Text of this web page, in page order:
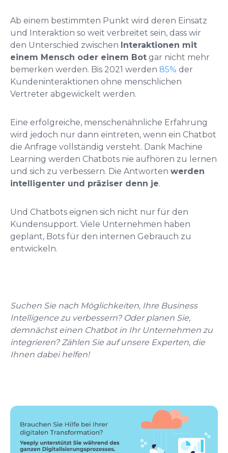
Ab einem bestimmten Punkt wird deren Einsatz
und Interaktion so weit verbreitet sein, dass wir
den Unterschied zwischen Interaktionen mit
einem Mensch oder einem Bot gar nicht mehr
bemerken werden. Bis 2021 werden 85% der
Kundeninteraktionen ohne menschlichen
Vertreter abgewickelt werden.
Eine erfolgreiche, menschenähnliche Erfahrung
wird jedoch nur dann eintreten, wenn ein Chatbot
die Anfrage vollständig versteht. Dank Machine
Learning werden Chatbots nie aufhören zu lernen
und sich zu verbessern. Die Antworten werden
intelligenter und präziser denn je.
Und Chatbots eignen sich nicht nur für den
Kundensupport. Viele Unternehmen haben
geplant, Bots für den internen Gebrauch zu
entwickeln.
Suchen Sie nach Möglichkeiten, Ihre Business
Intelligence zu verbessern? Oder planen Sie,
demnächst einen Chatbot in Ihr Unternehmen zu
integrieren? Zählen Sie auf unsere Experten, die
Ihnen dabei helfen!